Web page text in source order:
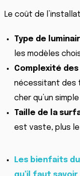
Le coût de
Type de
les modèles
Complexité des
nécessitant des
cher qu’un
Taille de la
est vaste, plus
Les bienfaits